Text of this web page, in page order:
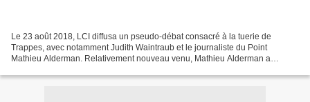
Le 23 août 2018, LCI diffusa un pseudo-débat consacré à la tuerie de
Trappes, avec notamment Judith Waintraub et le journaliste du Point
Mathieu Alderman. Relativement nouveau venu, Mathieu Alderman a